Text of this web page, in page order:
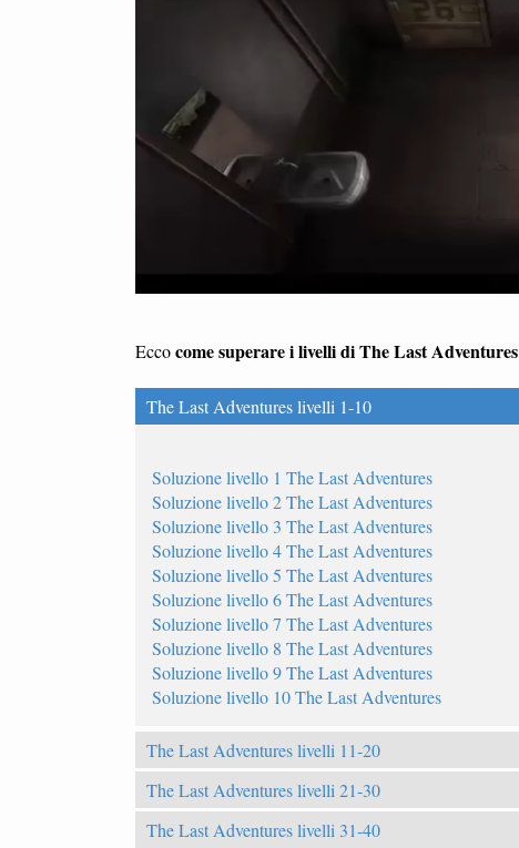
Eccocome superare i livelli di The Last Adventures
The Last Adventures livelli 1-10
Soluzione livello 1 The Last Adventures
Soluzione livello 2 The Last Adventures
Soluzione livello 3 The Last Adventures
Soluzione livello 4 The Last Adventures
Soluzione livello 5 The Last Adventures
Soluzione livello 6 The Last Adventures
Soluzione livello 7 The Last Adventures
Soluzione livello 8 The Last Adventures
Soluzione livello 9 The Last Adventures
Soluzione livello 10 The Last Adventures
The Last Adventures livelli 11-20
The Last Adventures livelli 21-30
The Last Adventures livelli 31-40